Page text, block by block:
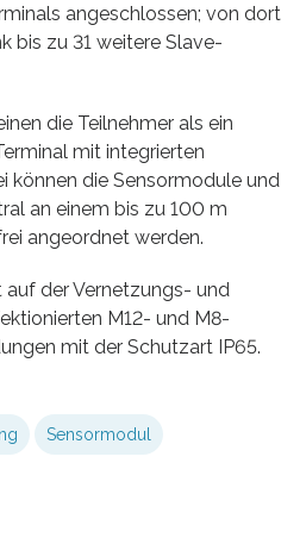
angeschlossen; von dort
bis zu 31 weitere Slave-
die Teilnehmer als ein
mit integrierten
können die Sensormodule und
an einem bis zu 100 m
angeordnet werden.
der Vernetzungs- und
M12- und M8-
mit der Schutzart IP65.
Sensormodul